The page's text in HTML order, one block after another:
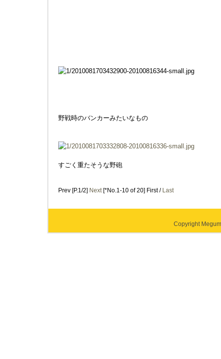
野戦時のバンカーみたいなもの
すごく重たそうな野砲
Prev [P.1/2] Next[*No.1-10 of 20] First / Last
Copyright